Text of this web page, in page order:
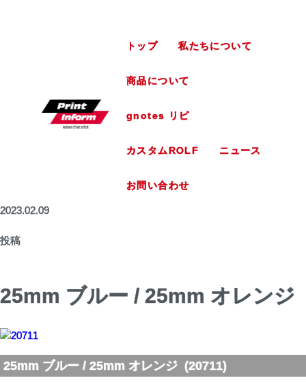
トップ 私たちについて
商品について
gnotes リピ
カスタムROLF ニュース
お問い合わせ
2023.02.09
投稿
25mm ブルー / 25mm オレンジ
25mm ブルー / 25mm オレンジ (20711)